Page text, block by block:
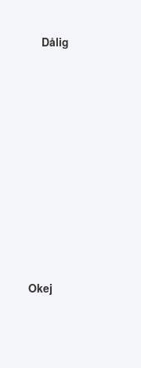
Dålig
Okej